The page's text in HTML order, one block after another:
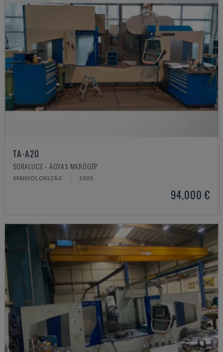
TA-A20
SORALUCE - ÁGYAS MARÓGÉP
SPANYOLORSZÁG 2005
94,000 €